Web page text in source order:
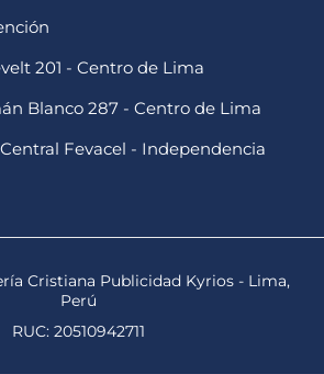
201 - Centro de Lima
Blanco 287 - Centro de Lima
Fevacel - Independencia
Cristiana Publicidad Kyrios - Lima,
Perú
RUC: 20510942711